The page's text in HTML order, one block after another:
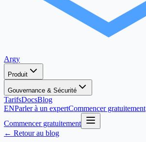
Argy
Produit
Gouvernance & Sécurité
TarifsDocsBlog
ENParler à un expertCommencer gratuitement
Commencer gratuitement
← Retour au blog